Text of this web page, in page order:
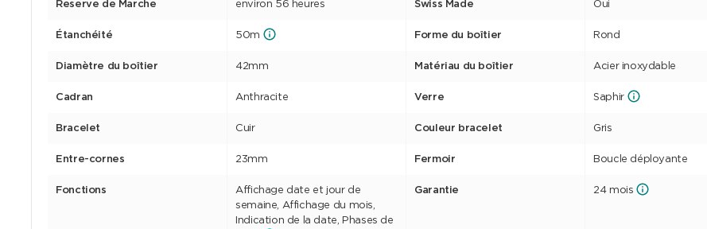
Reserve de Marche environ 56 heures Swiss Made Oui
Étanchéité 50m Forme du boîtier Rond
Diamètre du boîtier 42mm Matériau du boîtier Acier inoxydable
Cadran Anthracite Verre Saphir
Bracelet Cuir Couleur bracelet Gris
Entre-cornes 23mm Fermoir Boucle déployante
Fonctions
Affichage date et jour de
semaine, Affichage du mois,
Indication de la date, Phases de
Garantie 24 mois